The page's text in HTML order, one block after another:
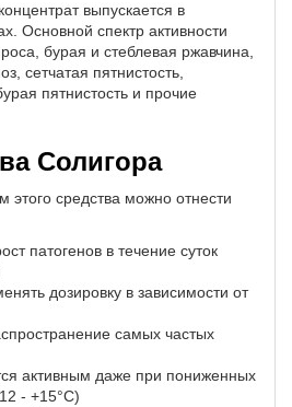
выпускается в
Основной спектр активности
бурая и стеблевая ржавчина,
сетчатая пятнистость,
пятнистость и прочие
Солигора
этого средства можно отнести
патогенов в течение суток
дозировку в зависимости от
самых частых
активным даже при пониженных
- +15°С)